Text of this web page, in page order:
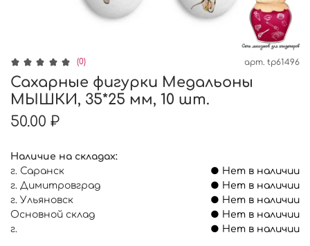
(0) арт. tp61496
Сахарные фигурки Медальоны
МЫШКИ, 35*25 мм, 10 шт.
50.00 ₽
Наличие на складах:
г. Саранск
● Нет в наличии
г. Димитровград
● Нет в наличии
г. Ульяновск
● Нет в наличии
Основной склад
● Нет в наличии
г.
● Нет в наличии